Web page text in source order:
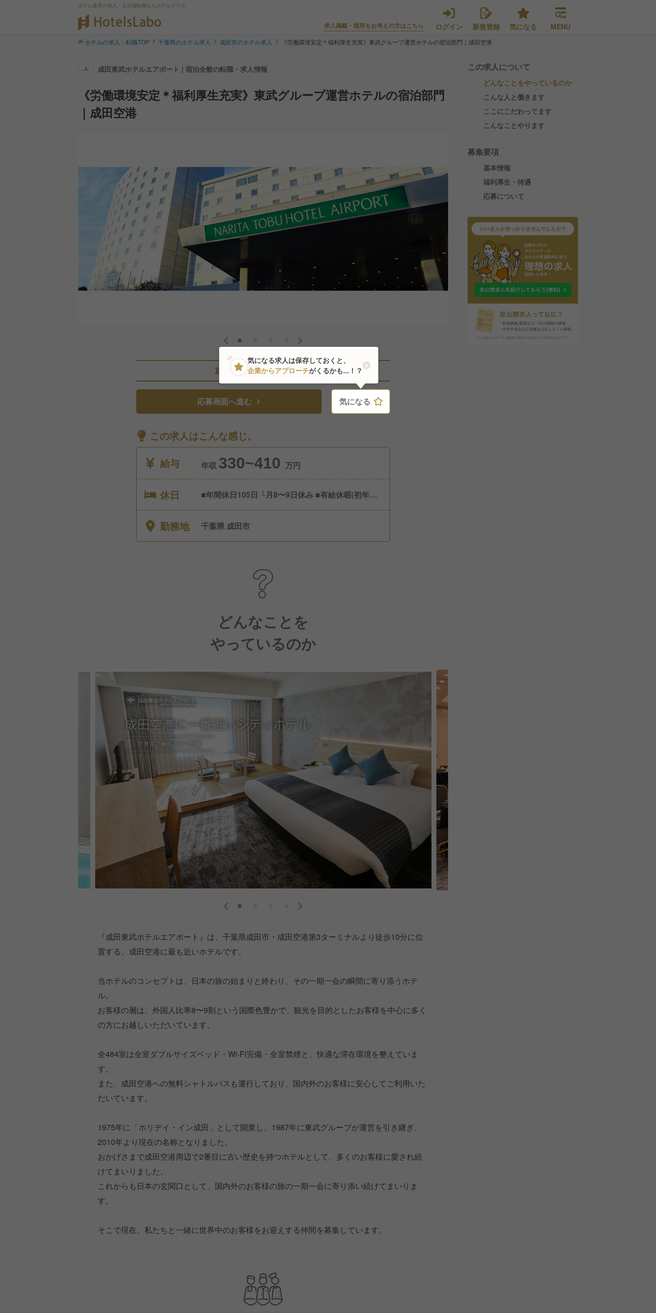
ホテル業界の求人・正社員転職ならホテルズラボ
求人掲載・採用をお考えの方はこちら ログイン 新規登録 気になる MENU
ホテルの求人・転職TOP 千葉県のホテル求人 成田市のホテル求人 《労働環境安定＊福利厚生充実》東武グループ運営ホテルの宿泊部門｜成田空港
成田東武ホテルエアポート | 宿泊全般の転職・求人情報
《労働環境安定＊福利厚生充実》東武グループ運営ホテルの宿泊部門
｜成田空港
直近7人がこの求人を検討中
応募画面へ進む 気になる
この求人はこんな感じ。
給与
年収 330~410 万円
休日
■年間休日105日 └月8〜9日休み ■有給休暇(初年度
休暇、罹災休暇) ■リフレッシュ休暇 ■産前・産後休
暇 ■育児休業 ■子の看護等休暇 ■介護休暇
勤務地 千葉県 成田市
どんなことを
やっているのか
『成田東武ホテルエアポート』は、千葉県成田市・成田空港第3ターミナルより徒歩10分に位
置する、成田空港に最も近いホテルです。
当ホテルのコンセプトは、日本の旅の始まりと終わり、その一期一会の瞬間に寄り添うホテ
ル。
お客様の層は、外国人比率8〜9割という国際色豊かで、観光を目的としたお客様を中心に多く
の方にお越しいただいています。
全484室は全室ダブルサイズベッド・Wi-Fi完備・全室禁煙と、快適な滞在環境を整えていま
す。
また、成田空港への無料シャトルバスも運行しており、国内外のお客様に安心してご利用いた
だいています。
1975年に「ホリデイ・イン成田」として開業し、1987年に東武グループが運営を引き継ぎ、
2010年より現在の名称となりました。
おかげさまで成田空港周辺で2番目に古い歴史を持つホテルとして、多くのお客様に愛され続
けてまいりました。
これからも日本の玄関口として、国内外のお客様の旅の一期一会に寄り添い続けてまいりま
す。
そこで現在、私たちと一緒に世界中のお客様をお迎えする仲間を募集しています。
この求人について
どんなことをやっているのか
こんな人と働きます
ここにこだわってます
こんなことやります
募集要項
基本情報
福利厚生・待遇
応募について
気になる
気になる求人は保存しておくと、
企業からアプローチがくるかも...！？